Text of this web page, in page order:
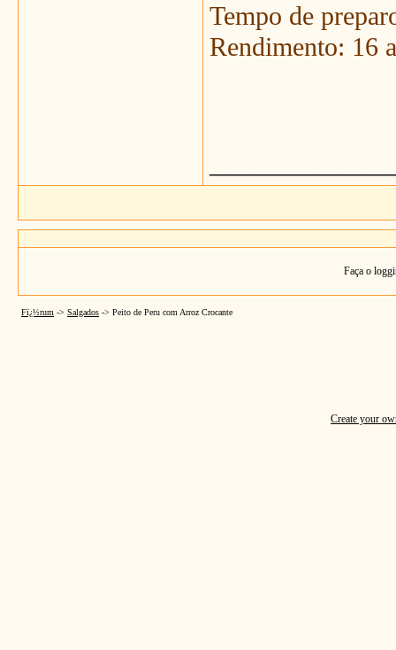
Tempo de
Rendimento: 16
Faça o
Fï¿½rum -> Salgados -> Peito de Peru com Arroz Crocante
Create your